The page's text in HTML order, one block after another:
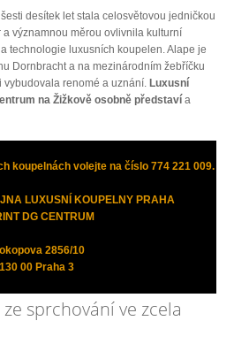
desítek let stala celosvětovou jedničkou
významnou měrou ovlivnila kulturní
technologie luxusních koupelen. Alape je
Dornbracht a na mezinárodním žebříčku
renomé a uznání. Luxusní
na Žižkově osobně představí a
koupelnách volejte na číslo 774 221 009.
LUXUSNÍ KOUPELNY PRAHA
DG CENTRUM
2856/10
130 00 Praha 3
sprchování ve zcela